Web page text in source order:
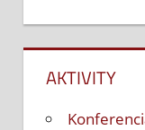
AKTIVITY